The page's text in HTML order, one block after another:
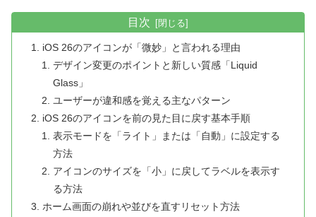
目次
iOS 26のアイコンが「微妙」と言われる理由
デザイン変更のポイントと新しい質感「Liquid
Glass」
ユーザーが違和感を覚える主なパターン
iOS 26のアイコンを前の見た目に戻す基本手順
表示モードを「ライト」または「自動」に設定する
方法
アイコンのサイズを「小」に戻してラベルを表示す
る方法
ホーム画面の崩れや並びを直すリセット方法